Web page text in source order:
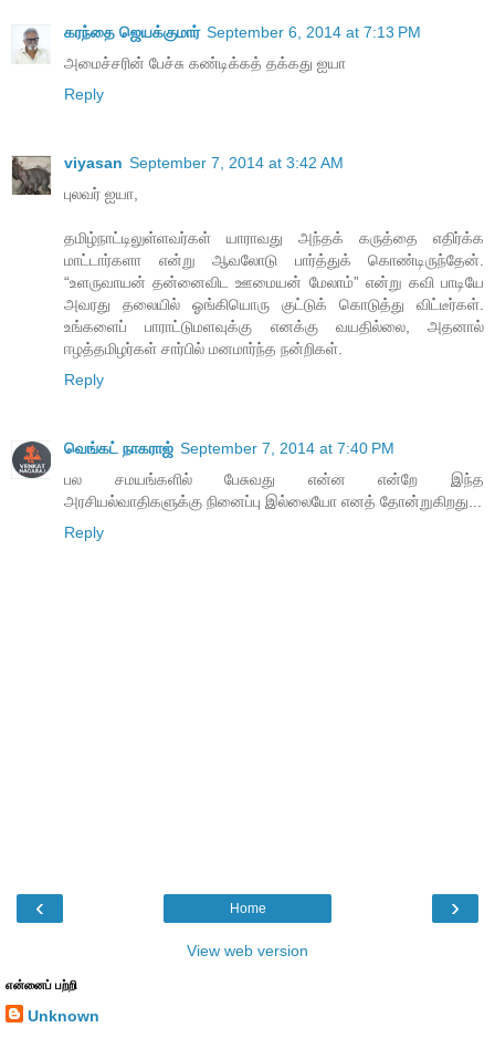
கரந்தை ஜெயக்குமார் September 6, 2014 at 7:13 PM
அமைச்சரின் பேச்சு கண்டிக்கத் தக்கது ஐயா
Reply
viyasan September 7, 2014 at 3:42 AM
புலவர் ஐயா,
தமிழ்நாட்டிலுள்ளவர்கள் யாராவது அந்தக் கருத்தை எதிர்க்க
மாட்டார்களா என்று ஆவலோடு பார்த்துக் கொண்டிருந்தேன்.
“உளருவாயன் தன்னைவிட ஊமையன் மேலாம்” என்று கவி பாடியே
அவரது தலையில் ஓங்கியொரு குட்டுக் கொடுத்து விட்டீர்கள்.
உங்களைப் பாராட்டுமளவுக்கு எனக்கு வயதில்லை, அதனால்
ஈழத்தமிழர்கள் சார்பில் மனமார்ந்த நன்றிகள்.
Reply
வெங்கட் நாகராஜ் September 7, 2014 at 7:40 PM
பல சமயங்களில் பேசுவது என்ன என்றே இந்த
அரசியல்வாதிகளுக்கு நினைப்பு இல்லையோ எனத் தோன்றுகிறது...
Reply
‹ ›
Home
View web version
என்னைப் பற்றி
Unknown